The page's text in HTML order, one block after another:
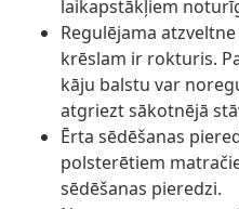
laikapstākļiem
Regulējama
krēslam ir rokturis.
kāju balstu var
atgriezt sākotnējā
Ērta sēdēšanas
polsterētiem
sēdēšanas pieredzi.